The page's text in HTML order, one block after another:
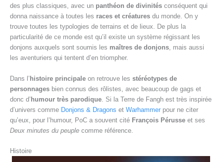
des plus classiques, avec un panthéon de divinités conséquent qui
donna naissance à toutes les races et créatures du monde. On y
trouve toutes les typologies de terrains et de lieux. De plus la
particularité de ce monde est qu’il existe un système régissant les
donjons auxquels sont soumis les maîtres de donjons, mais aussi
les aventuriers qui tentent d’en triompher.
Dans l’ histoire principale on retrouve les stéréotypes de
personnages bien connus des rôlistes, avec beaucoup de gags et
donc d’ humour très parodique . Si la Terre de Fangh est très inspirée
d’univers comme Donjons & Dragons et Warhammer pour ne citer
qu’eux, pour l’humour, PoC a souvent cité François Pérusse et ses
Deux minutes du peuple comme référence.
Histoire